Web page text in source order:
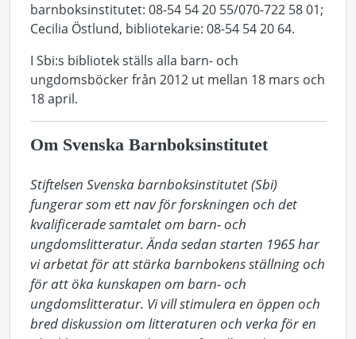
barnboksinstitutet: 08-54 54 20 55/070-722 58 01;
Cecilia Östlund, bibliotekarie: 08-54 54 20 64.
I Sbi:s bibliotek ställs alla barn- och
ungdomsböcker från 2012 ut mellan 18 mars och
18 april.
Om Svenska Barnboksinstitutet
Stiftelsen Svenska barnboksinstitutet (Sbi)
fungerar som ett nav för forskningen och det
kvalificerade samtalet om barn- och
ungdomslitteratur. Ända sedan starten 1965 har
vi arbetat för att stärka barnbokens ställning och
för att öka kunskapen om barn- och
ungdomslitteratur. Vi vill stimulera en öppen och
bred diskussion om litteraturen och verka för en